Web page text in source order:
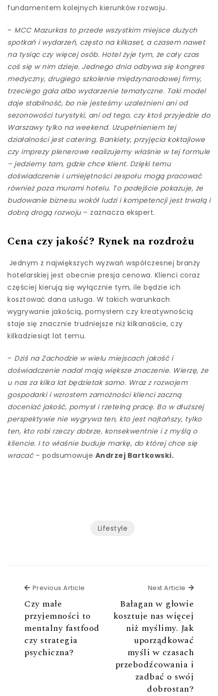
fundamentem kolejnych kierunków rozwoju.
– MCC Mazurkas to przede wszystkim miejsce dużych
spotkań i wydarzeń, często na kilkaset, a czasem nawet
na tysiąc czy więcej osób. Hotel żyje tym, że cały czas
coś się w nim dzieje. Jednego dnia odbywa się kongres
medyczny, drugiego szkolenie międzynarodowej firmy,
trzeciego gala albo wydarzenie tematyczne. Taki model
daje stabilność, bo nie jesteśmy uzależnieni ani od
sezonowości turystyki, ani od tego, czy ktoś przyjedzie do
Warszawy tylko na weekend. Uzupełnieniem tej
działalności jest catering. Bankiety, przyjęcia koktajlowe
czy imprezy plenerowe realizujemy właśnie w tej formule
– jedziemy tam, gdzie chce klient. Dzięki temu
doświadczenie i umiejętności zespołu mogą pracować
również poza murami hotelu. To podejście pokazuje, że
budowanie biznesu wokół ludzi i kompetencji jest trwałą i
dobrą drogą rozwoju– zaznacza ekspert.
Cena czy jakość? Rynek na rozdrożu
Jednym z największych wyzwań współczesnej branży
hotelarskiej jest obecnie presja cenowa. Klienci coraz
częściej kierują się wyłącznie tym, ile będzie ich
kosztować dana usługa. W takich warunkach
wygrywanie jakością, pomysłem czy kreatywnością
staje się znacznie trudniejsze niż kilkanaście, czy
kilkadziesiąt lat temu.
– Dziś na Zachodzie w wielu miejscach jakość i
doświadczenie nadal mają większe znaczenie. Wierzę, że
u nas za kilka lat będzietak samo. Wraz z rozwojem
gospodarki i wzrostem zamożności klienci zaczną
doceniać jakość, pomysł i rzetelną pracę. Bo w dłuższej
perspektywie nie wygrywa ten, kto jest najtańszy, tylko
ten, kto robi rzeczy dobrze, konsekwentnie i z myślą o
kliencie. I to właśnie buduje markę, do której chce się
wracać – podsumowuje Andrzej Bartkowski.
Lifestyle
Previous Article
Czy małe
przyjemności to
mentalny fastfood
czy strategia
psychiczna?
Next Article Next
Bałagan w głowie
kosztuje nas więcej
niż myślimy. Jak
uporządkować
myśli w czasach
przebodźcowania i
zadbać o swój
dobrostan?